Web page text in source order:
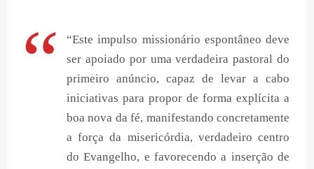
“Este impulso missionário espontâneo deve
ser apoiado por uma verdadeira pastoral do
primeiro anúncio, capaz de levar a cabo
iniciativas para propor de forma explícita a
boa nova da fé, manifestando concretamente
a força da misericórdia, verdadeiro centro
do Evangelho, e favorecendo a inserção de